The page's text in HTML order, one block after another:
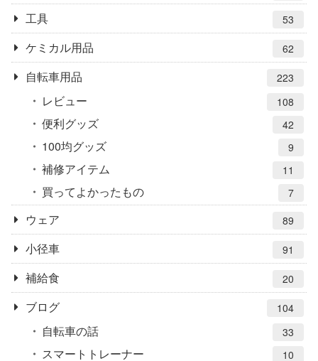
工具 53
ケミカル用品 62
自転車用品 223
レビュー 108
便利グッズ 42
100均グッズ 9
補修アイテム 11
買ってよかったもの 7
ウェア 89
小径車 91
補給食 20
ブログ 104
自転車の話 33
スマートトレーナー 10